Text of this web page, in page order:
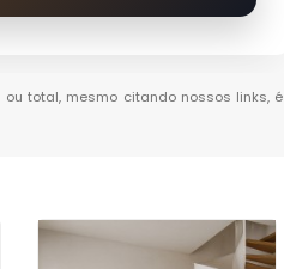
total, mesmo citando nossos links, é